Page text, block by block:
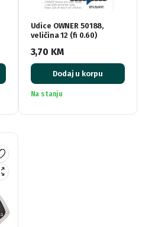
Udice OWNER 50188,
veličina 12 (fi 0.60)
3,70 KM
Dodaj u korpu
Na stanju